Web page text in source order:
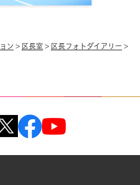
ン > 区長室 > 区長フォトダイアリー >